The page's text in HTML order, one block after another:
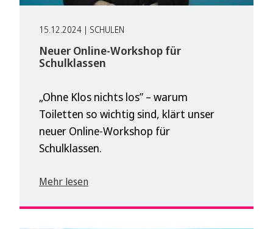
15.12.2024 | SCHULEN
Neuer Online-Workshop für
Schulklassen
„Ohne Klos nichts los” – warum
Toiletten so wichtig sind, klärt unser
neuer Online-Workshop für
Schulklassen.
Mehr lesen